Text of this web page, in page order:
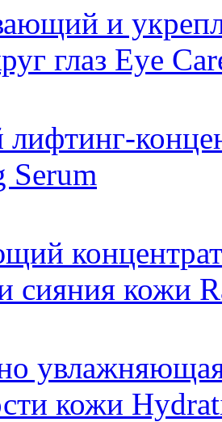
и
глаз Eye
Serum
сияния кожи
кожи